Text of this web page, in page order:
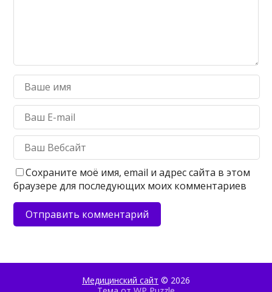
Сохраните моё имя, email и адрес сайта в этом
браузере для последующих моих комментариев
Медицинский сайт © 2026